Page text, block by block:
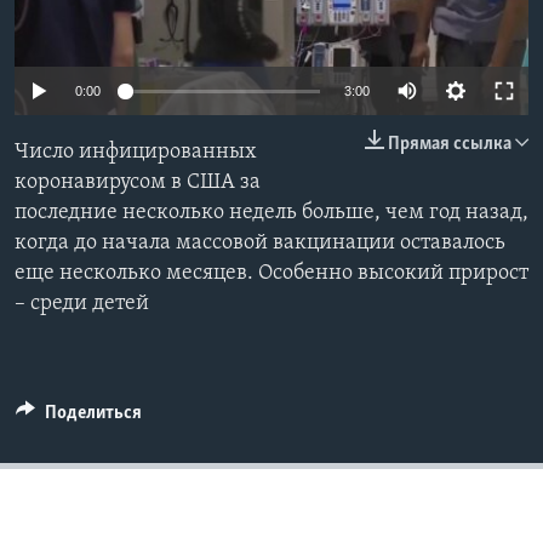
Learning English
СОЦИАЛЬНЫЕ СЕТИ
Языки
0:00 3:00
Прямая ссылка
Число инфицированных
коронавирусом в США за
последние несколько недель больше, чем год назад,
когда до начала массовой вакцинации оставалось
еще несколько месяцев. Особенно высокий прирост
– среди детей
Поделиться